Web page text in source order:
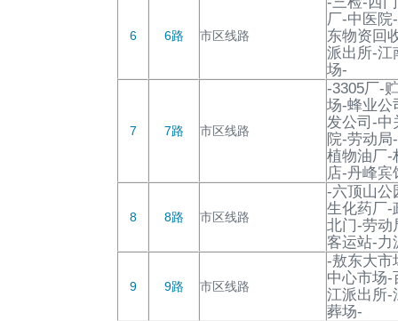
6 6路 市区线路
厂-中医院
东物资回
派出所-江
场-
7 7路 市区线路
-3305厂-
场-蜂业公
发公司-中
院-劳动
植物油厂-
店-丹峰
8 8路 市区线路
-六顶山公
生化药厂-
北门-劳动
客运站-力
9 9路 市区线路
-敖东大市
中心市场-
江派出所-
葬场-